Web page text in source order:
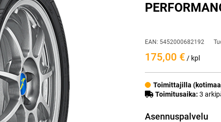
EAN: 5452000682192
175,00 € / kpl
Toimittajilla
Toimitusaika: 3
Asennuspalvelu